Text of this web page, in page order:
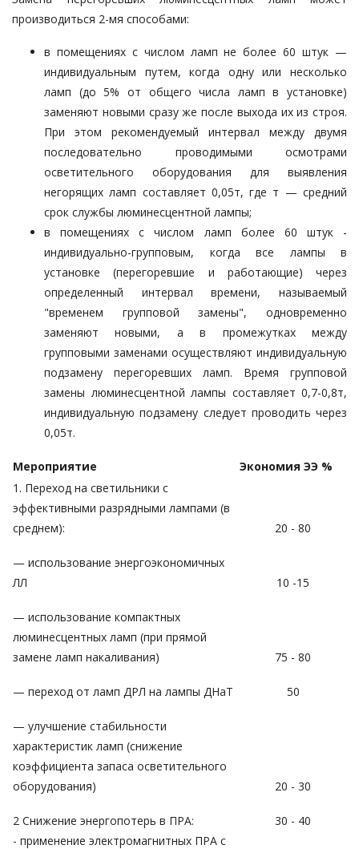
производиться 2-мя способами:
в помещениях с числом ламп не более 60 штук —
индивидуальным путем, когда одну или несколько
ламп (до 5% от общего числа ламп в установке)
заменяют новыми сразу же после выхода их из строя.
При этом рекомендуемый интервал между двумя
последовательно проводимыми осмотрами
осветительного оборудования для выявления
негорящих ламп составляет 0,05т, где т — средний
срок службы люминесцентной лампы;
в помещениях с числом ламп более 60 штук -
индивидуально-групповым, когда все лампы в
установке (перегоревшие и работающие) через
определенный интервал времени, называемый
"временем групповой замены", одновременно
заменяют новыми, а в промежутках между
групповыми заменами осуществляют индивидуальную
подзамену перегоревших ламп. Время групповой
замены люминесцентной лампы составляет 0,7-0,8т,
индивидуальную подзамену следует проводить через
0,05т.
Мероприятие
Экономия ЭЭ %
1. Переход на светильники с
эффективными разрядными лампами (в
среднем):
20 - 80
— использование энергоэкономичных
ЛЛ
10 -15
— использование компактных
люминесцентных ламп (при прямой
замене ламп накаливания)
75 - 80
— переход от ламп ДРЛ на лампы ДНаТ 50
— улучшение стабильности
характеристик ламп (снижение
коэффициента запаса осветительного
оборудования)
20 - 30
2 Снижение энергопотерь в ПРА:
- применение электромагнитных ПРА с
30 - 40